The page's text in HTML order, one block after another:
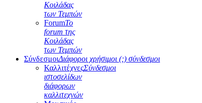
Κοιλάδας
των Τεμπών
ForumΤο
forum της
Κοιλάδας
των Τεμπών
ΣύνδεσμοιΔιάφοροι χρήσιμοι (;) σύνδεσμοι
ΚαλλιτέχνεςΣύνδεσμοι
ιστοσελίδων
διάφορων
καλλιτεχνών